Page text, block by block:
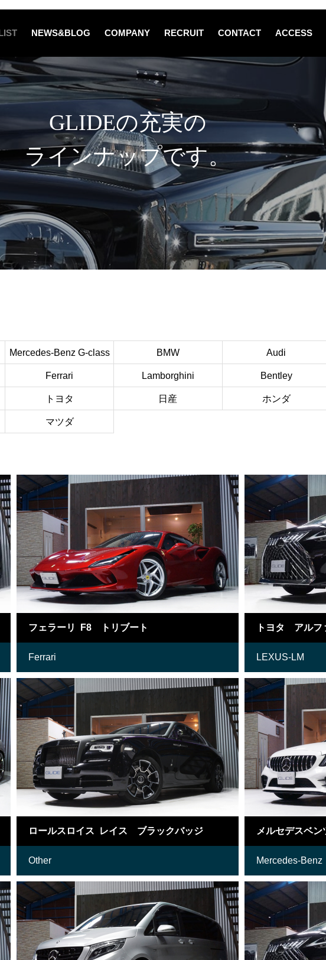
NEWS&BLOG COMPANY RECRUIT CONTACT ACCESS
GLIDEの充実の
ラインナップです。
Mercedes-Benz G-class BMW Audi
Ferrari Lamborghini Bentley
トヨタ 日産 ホンダ
マツダ
フェラーリ F8 トリブート
Ferrari LEXUS-LM
ロールスロイス レイス ブラックバッジ
Other Mercedes-Benz